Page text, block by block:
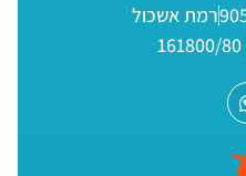
רמת אשכול